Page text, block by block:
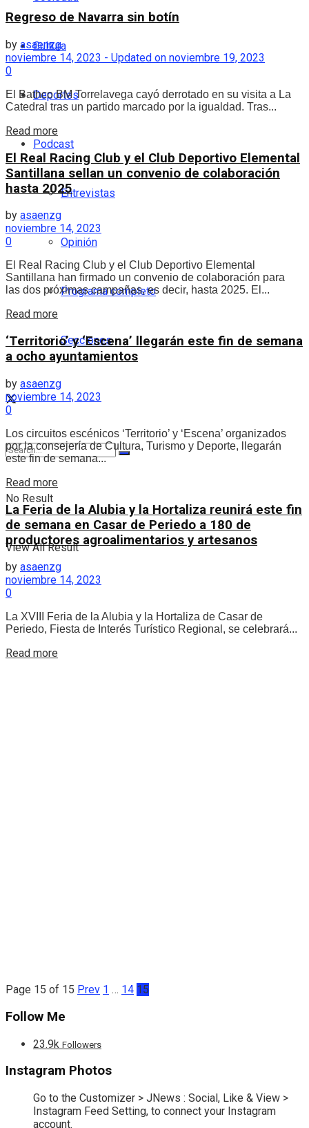
Cultura
Deportes
Podcast
Entrevistas
Opinión
Programa completo
Secciones
No Result
View All Result
Regreso de Navarra sin botín
by asaenzg
noviembre 14, 2023 - Updated on noviembre 19, 2023
0
El Bathco BM Torrelavega cayó derrotado en su visita a La
Catedral tras un partido marcado por la igualdad. Tras...
Read more
El Real Racing Club y el Club Deportivo Elemental
Santillana sellan un convenio de colaboración
hasta 2025
by asaenzg
noviembre 14, 2023
0
El Real Racing Club y el Club Deportivo Elemental
Santillana han firmado un convenio de colaboración para
las dos próximas campañas, es decir, hasta 2025. El...
Read more
‘Territorio’ y ‘Escena’ llegarán este fin de semana
a ocho ayuntamientos
by asaenzg
noviembre 14, 2023
0
Los circuitos escénicos ‘Territorio’ y ‘Escena’ organizados
por la consejería de Cultura, Turismo y Deporte, llegarán
este fin de semana...
Read more
La Feria de la Alubia y la Hortaliza reunirá este fin
de semana en Casar de Periedo a 180 de
productores agroalimentarios y artesanos
by asaenzg
noviembre 14, 2023
0
La XVIII Feria de la Alubia y la Hortaliza de Casar de
Periedo, Fiesta de Interés Turístico Regional, se celebrará...
Read more
Page 15 of 15 Prev 1 … 14 15
Follow Me
23.9k Followers
Instagram Photos
Go to the Customizer > JNews : Social, Like & View >
Instagram Feed Setting, to connect your Instagram
account.